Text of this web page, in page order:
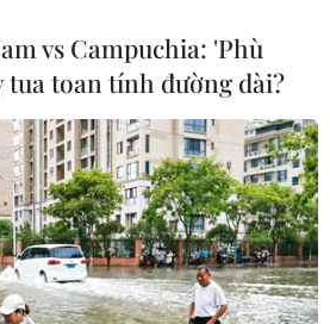
Xem thêm
TẤN XÃ VIỆT NAM
vs Campuchia: 'Phù
tua toan tính đường dài?